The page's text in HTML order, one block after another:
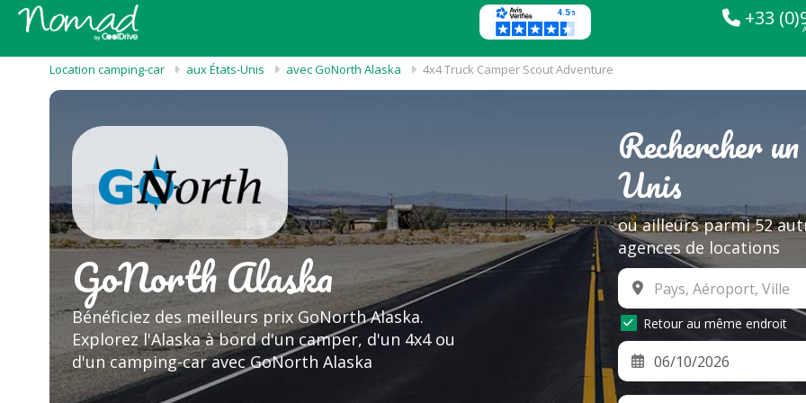
+33
Location camping-car aux États-Unis avec GoNorth Alaska 4x4 Truck Camper Scout Adventure
GoNorth Alaska
Bénéficiez des meilleurs prix GoNorth Alaska.
Explorez l'Alaska à bord d'un camper, d'un 4x4 ou
d'un camping-car avec GoNorth Alaska
Rechercher
Unis
ou ailleurs parmi 52
agences de locations
Retour au même endroit